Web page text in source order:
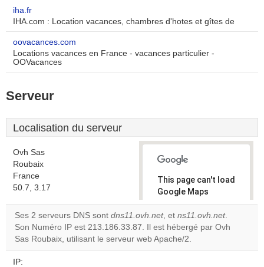
iha.fr
IHA.com : Location vacances, chambres d'hotes et gîtes de
oovacances.com
Locations vacances en France - vacances particulier -
OOVacances
Serveur
Localisation du serveur
Ovh Sas
Roubaix
France
50.7, 3.17
This page can't load
Google Maps
correctly.
Do you
own this
Ses 2 serveurs DNS sont dns11.ovh.net, et ns11.ovh.net.
Son Numéro IP est 213.186.33.87. Il est hébergé par Ovh
Sas Roubaix, utilisant le serveur web Apache/2.
IP: